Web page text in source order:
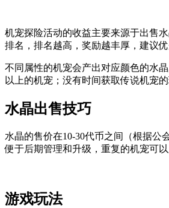
机宠探险活动的收益主要来源于出售
排名，排名越高，奖励越丰厚，建议
不同属性的机宠会产出对应颜色的水
以上的机宠；没有时间获取传说机宠
水晶出售技巧
水晶的售价在10-30代币之间（根据
便于后期管理和升级，重复的机宠可
游戏玩法